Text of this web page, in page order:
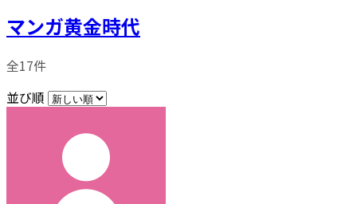
マンガ黄金時代
全17件
並び順